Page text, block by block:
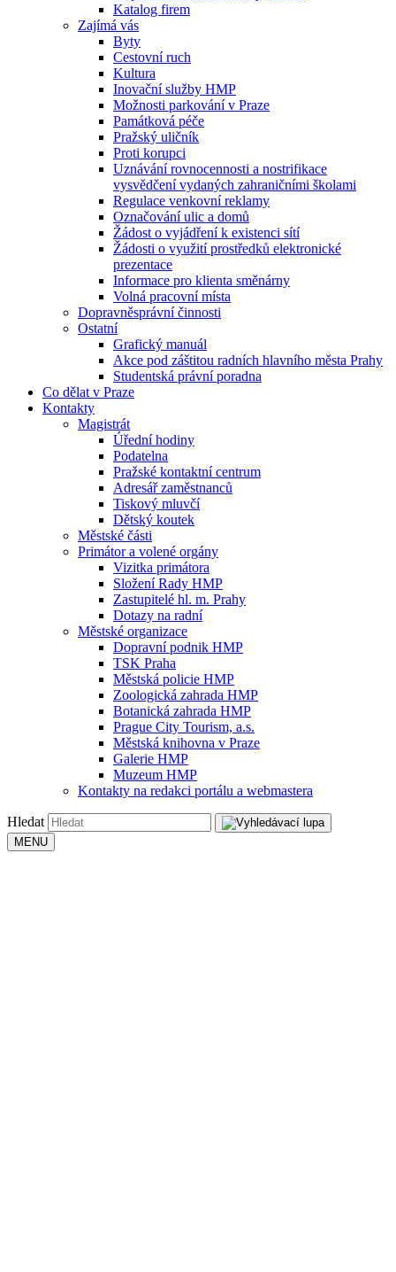
Katalog firem
Zajímá vás
Byty
Cestovní ruch
Kultura
Inovační služby HMP
Možnosti parkování v Praze
Památková péče
Pražský uličník
Proti korupci
Uznávání rovnocennosti a nostrifikace
vysvědčení vydaných zahraničními školami
Regulace venkovní reklamy
Označování ulic a domů
Žádost o vyjádření k existenci sítí
Žádosti o využití prostředků elektronické
prezentace
Informace pro klienta směnárny
Volná pracovní místa
Dopravněsprávní činnosti
Ostatní
Grafický manuál
Akce pod záštitou radních hlavního města Prahy
Studentská právní poradna
Co dělat v Praze
Kontakty
Magistrát
Úřední hodiny
Podatelna
Pražské kontaktní centrum
Adresář zaměstnanců
Tiskový mluvčí
Dětský koutek
Městské části
Primátor a volené orgány
Vizitka primátora
Složení Rady HMP
Zastupitelé hl. m. Prahy
Dotazy na radní
Městské organizace
Dopravní podnik HMP
TSK Praha
Městská policie HMP
Zoologická zahrada HMP
Botanická zahrada HMP
Prague City Tourism, a.s.
Městská knihovna v Praze
Galerie HMP
Muzeum HMP
Kontakty na redakci portálu a webmastera
Hledat
MENU